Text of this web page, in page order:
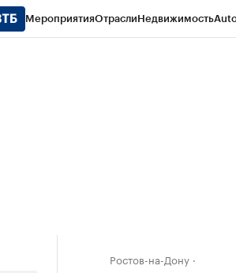
МероприятияОтраслиНедвижимость
Ростов-на-Дону